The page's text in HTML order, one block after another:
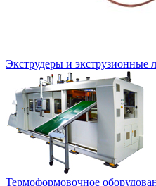
Экструдеры и экструзионные
Термоформовочное